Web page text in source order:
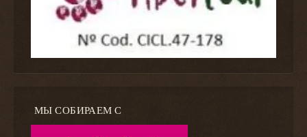
МЫ СОБИРАЕМ С